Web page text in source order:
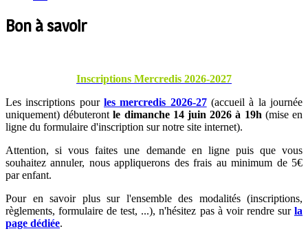
Bon à savoir
Inscriptions Mercredis 2026-2027
Les inscriptions pour les mercredis 2026-27(accueil à la journée
uniquement) débuterontle dimanche 14 juin 2026 à 19h (mise en
ligne du formulaire d'inscription sur notre site internet).
Attention, si vous faites une demande en ligne puis que vous
souhaitez annuler, nous appliquerons des frais au minimum de 5€
par enfant.
Pour en savoir plus sur l'ensemble des modalités (inscriptions,
règlements, formulaire de test, ...), n'hésitez pas à voir rendre sur la
page dédiée.